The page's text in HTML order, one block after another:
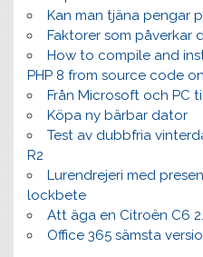
Kan man tjäna pengar
Faktorer som påverkar
How to compile and
PHP 8 from source code
Från Microsoft och PC
Köpa ny bärbar dator
Test av dubbfria
R2
Lurendrejeri med
lockbete
Att äga en Citroën C6
Office 365 sämsta